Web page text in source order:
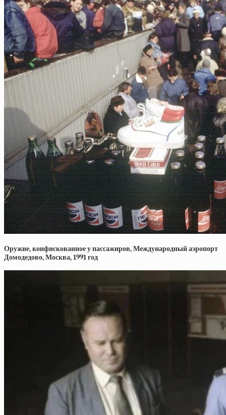
Оружие, конфискованное у пассажиров, Международный аэропорт
Домодедово, Москва, 1991 год